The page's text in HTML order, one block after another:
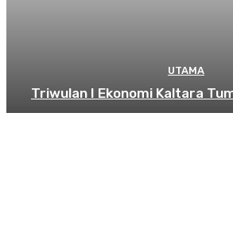
UTAMA
Triwulan I Ekonomi Kaltara